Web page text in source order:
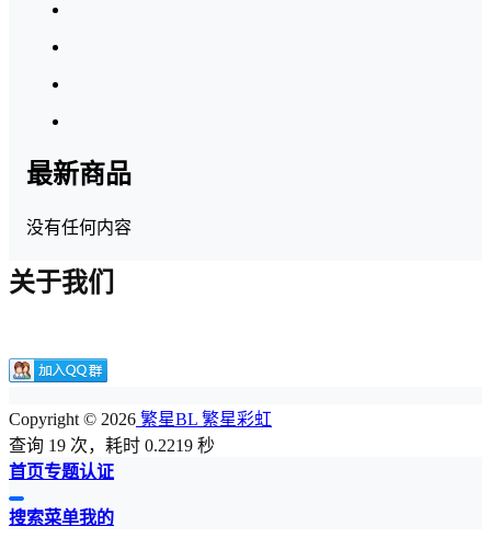
最新商品
没有任何内容
关于我们
Copyright © 2026 繁星BL 繁星彩虹
查询 19 次，耗时 0.2219 秒
首页专题认证
搜索菜单我的